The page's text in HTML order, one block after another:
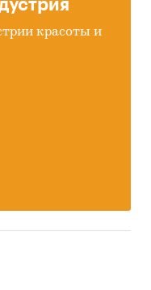
импортеров,
объемов импорта
на
как на
рынок.
красоты и